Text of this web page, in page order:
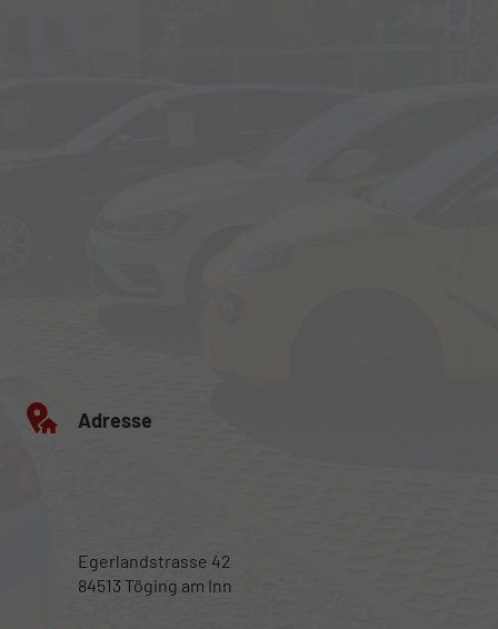
Adresse
Egerlandstrasse 42
84513 Töging am Inn